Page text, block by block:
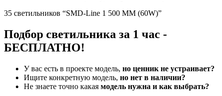
35 светильников “SMD-Line 1 500 ММ (60W)”
Подбор светильника за 1 час -
БЕСПЛАТНО!
У вас есть в проекте модель, но ценник не устраивает?
Ищите конкретную модель, но нет в наличии?
Не знаете точно какая модель нужна и как выбрать?